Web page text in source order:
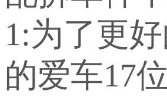
1:为了更
的爱车17